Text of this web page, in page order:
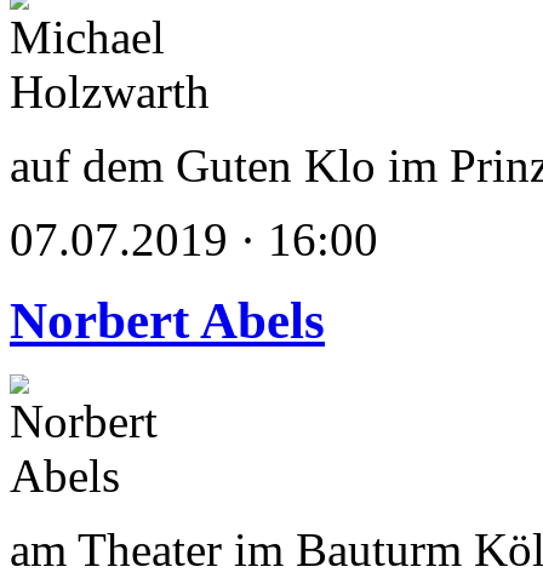
auf dem Guten Klo im
07.07.2019 · 16:00
Norbert Abels
am Theater im Bauturm